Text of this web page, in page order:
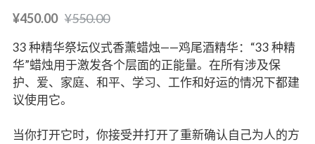
¥450.00 ¥550.00
33 种精华祭坛仪式香薰蜡烛——鸡尾酒精华：“33 种精
华”蜡烛用于激发各个层面的正能量。在所有涉及保
护、爱、家庭、和平、学习、工作和好运的情况下都建
议使用它。
当你打开它时，你接受并打开了重新确认自己为人的方